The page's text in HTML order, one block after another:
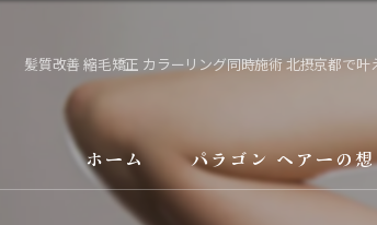
髪質改善 縮毛矯正 カラーリング同時施術 北摂京都で叶
ホーム パラゴン ヘアーの